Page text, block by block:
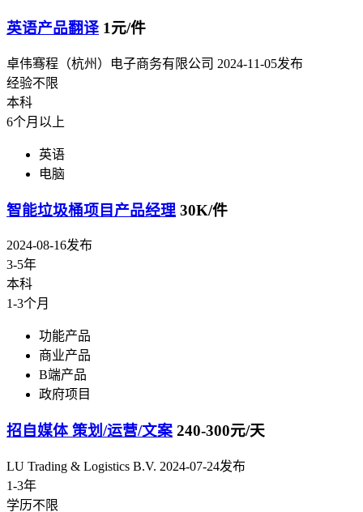
英语产品翻译 1元/件
卓伟骞程（杭州）电子商务有限公司 2024-11-05发布
经验不限
本科
6个月以上
英语
电脑
智能垃圾桶项目产品经理 30K/件
2024-08-16发布
3-5年
本科
1-3个月
功能产品
商业产品
B端产品
政府项目
招自媒体 策划/运营/文案 240-300元/天
LU Trading & Logistics B.V. 2024-07-24发布
1-3年
学历不限